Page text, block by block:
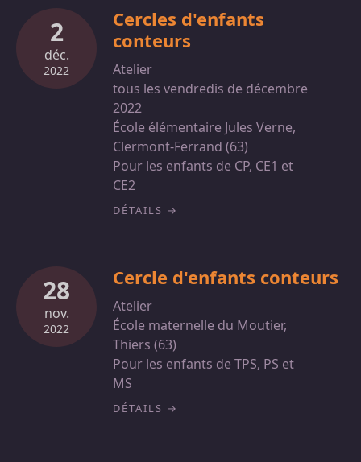
2
déc.
2022
Cercles d'enfants
conteurs
Atelier
tous les vendredis de décembre
2022
École élémentaire Jules Verne,
Clermont-Ferrand (63)
Pour les enfants de CP, CE1 et
CE2
DÉTAILS
28
nov.
2022
Cercle d'enfants conteurs
Atelier
École maternelle du Moutier,
Thiers (63)
Pour les enfants de TPS, PS et
MS
DÉTAILS